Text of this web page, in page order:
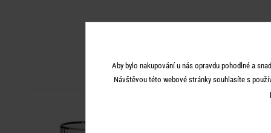
Aby bylo nakupování u nás opravdu pohodlné a
Návštěvou této webové stránky souhlasíte s